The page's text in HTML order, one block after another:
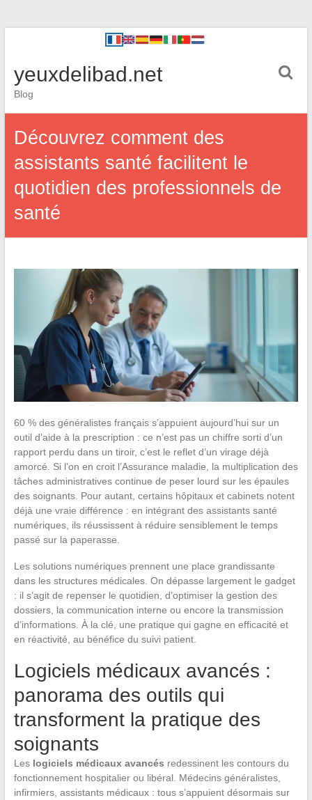
yeuxdelibad.net
Blog
Découvrez comment des
assistants santé facilitent le
quotidien des professionnels de
santé
60 % des généralistes français s’appuient aujourd’hui sur un
outil d’aide à la prescription : ce n’est pas un chiffre sorti d’un
rapport perdu dans un tiroir, c’est le reflet d’un virage déjà
amorcé. Si l’on en croit l’Assurance maladie, la multiplication des
tâches administratives continue de peser lourd sur les épaules
des soignants. Pour autant, certains hôpitaux et cabinets notent
déjà une vraie différence : en intégrant des assistants santé
numériques, ils réussissent à réduire sensiblement le temps
passé sur la paperasse.
Les solutions numériques prennent une place grandissante
dans les structures médicales. On dépasse largement le gadget
: il s’agit de repenser le quotidien, d’optimiser la gestion des
dossiers, la communication interne ou encore la transmission
d’informations. À la clé, une pratique qui gagne en efficacité et
en réactivité, au bénéfice du suivi patient.
Logiciels médicaux avancés :
panorama des outils qui
transforment la pratique des
soignants
Les logiciels médicaux avancés redessinent les contours du
fonctionnement hospitalier ou libéral. Médecins généralistes,
infirmiers, assistants médicaux : tous s’appuient désormais sur